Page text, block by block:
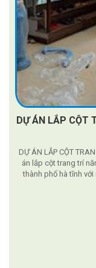
DỰ ÁN LẮP CỘT
DỰ ÁN LẮP CỘT
án lắp cột trang trí
thành phố hà tĩnh